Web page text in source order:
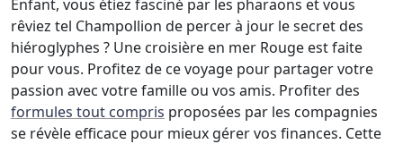
Enfant, vous étiez fasciné par les pharaons et vous
rêviez tel Champollion de percer à jour le secret des
hiéroglyphes ? Une croisière en mer Rouge est faite
pour vous. Profitez de ce voyage pour partager votre
passion avec votre famille ou vos amis. Profiter des
formules tout compris proposées par les compagnies
se révèle efficace pour mieux gérer vos finances. Cette